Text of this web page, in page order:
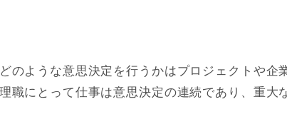
のような意思決定を行うかはプロジェクトや企
職にとって仕事は意思決定の連続であり、重大